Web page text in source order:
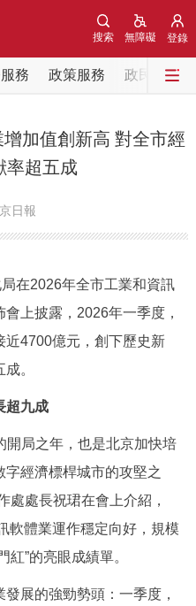
登錄
無障礙
搜索
務 政策服務 政民互動
訊
訊
能 政策服務
讀
開
務 部門服務
務 投資項目
加值創新高 對全市經
率超五成
日報
2026年全市工業和資訊
上披露，2026年一季度，
近4700億元，創下歷史新
。
超九成
局之年，也是北京加快培
經濟標桿城市的攻堅之
處處長祝珺在會上介紹，
軟體業運作穩定向好，規模
”的亮眼成績單。
展的強勁勢頭：一季度，